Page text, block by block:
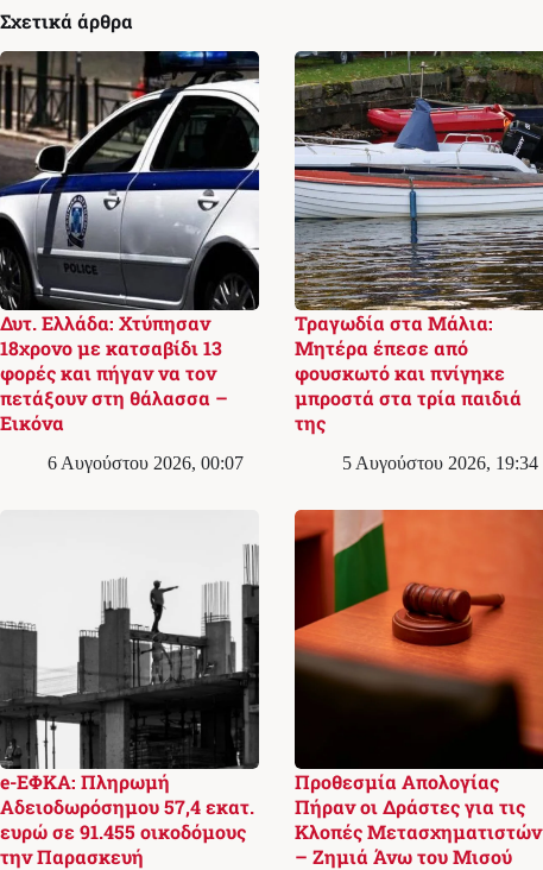
Σχετικά άρθρα
Δυτ. Ελλάδα: Χτύπησαν
18χρονο με κατσαβίδι 13
φορές και πήγαν να τον
πετάξουν στη θάλασσα –
Εικόνα
6 Αυγούστου 2026, 00:07
Τραγωδία στα Μάλια:
Μητέρα έπεσε από
φουσκωτό και πνίγηκε
μπροστά στα τρία παιδιά
της
5 Αυγούστου 2026, 19:34
e-ΕΦΚΑ: Πληρωμή
Αδειοδωρόσημου 57,4 εκατ.
ευρώ σε 91.455 οικοδόμους
την Παρασκευή
Προθεσμία Απολογίας
Πήραν οι Δράστες για τις
Κλοπές Μετασχηματιστών
– Ζημιά Άνω του Μισού